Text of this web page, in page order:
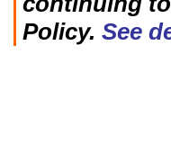
Policy. See